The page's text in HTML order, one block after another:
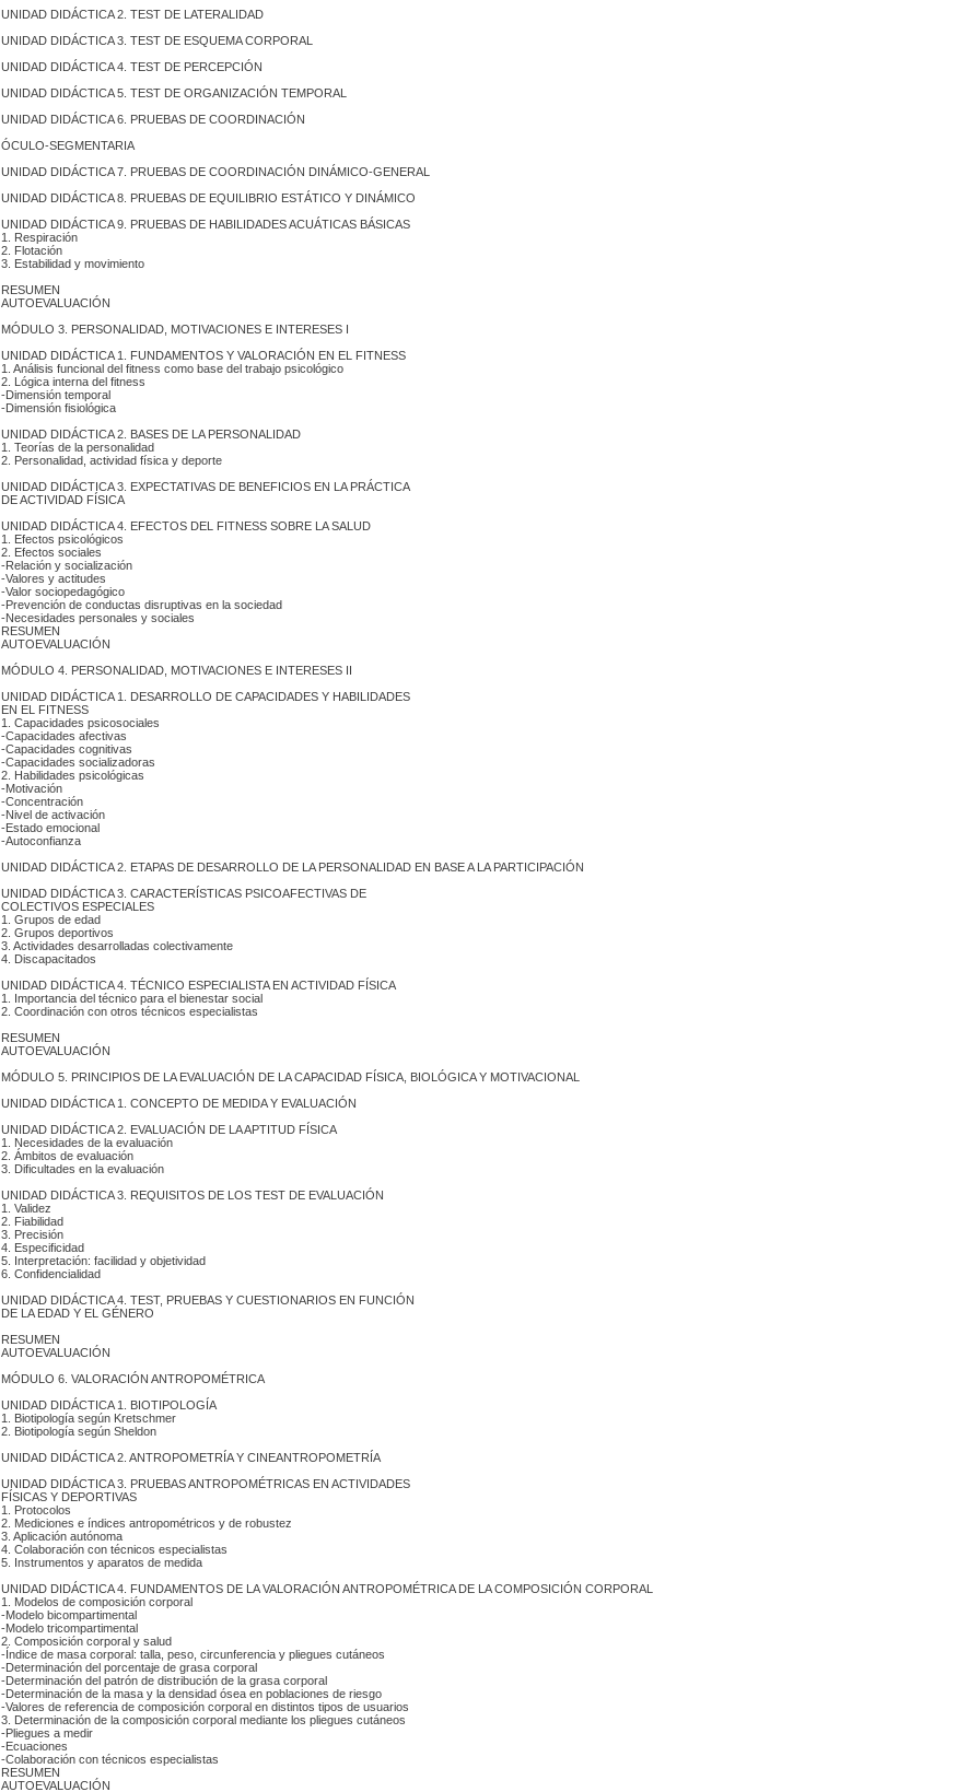
UNIDAD DIDÁCTICA 2. TEST DE LATERALIDAD
UNIDAD DIDÁCTICA 3. TEST DE ESQUEMA CORPORAL
UNIDAD DIDÁCTICA 4. TEST DE PERCEPCIÓN
UNIDAD DIDÁCTICA 5. TEST DE ORGANIZACIÓN TEMPORAL
UNIDAD DIDÁCTICA 6. PRUEBAS DE COORDINACIÓN
ÓCULO-SEGMENTARIA
UNIDAD DIDÁCTICA 7. PRUEBAS DE COORDINACIÓN DINÁMICO-GENERAL
UNIDAD DIDÁCTICA 8. PRUEBAS DE EQUILIBRIO ESTÁTICO Y DINÁMICO
UNIDAD DIDÁCTICA 9. PRUEBAS DE HABILIDADES ACUÁTICAS BÁSICAS
1. Respiración
2. Flotación
3. Estabilidad y movimiento
RESUMEN
AUTOEVALUACIÓN
MÓDULO 3. PERSONALIDAD, MOTIVACIONES E INTERESES I
UNIDAD DIDÁCTICA 1. FUNDAMENTOS Y VALORACIÓN EN EL FITNESS
1. Análisis funcional del fitness como base del trabajo psicológico
2. Lógica interna del fitness
-Dimensión temporal
-Dimensión fisiológica
UNIDAD DIDÁCTICA 2. BASES DE LA PERSONALIDAD
1. Teorías de la personalidad
2. Personalidad, actividad física y deporte
UNIDAD DIDÁCTICA 3. EXPECTATIVAS DE BENEFICIOS EN LA PRÁCTICA
DE ACTIVIDAD FÍSICA
UNIDAD DIDÁCTICA 4. EFECTOS DEL FITNESS SOBRE LA SALUD
1. Efectos psicológicos
2. Efectos sociales
-Relación y socialización
-Valores y actitudes
-Valor sociopedagógico
-Prevención de conductas disruptivas en la sociedad
-Necesidades personales y sociales
RESUMEN
AUTOEVALUACIÓN
MÓDULO 4. PERSONALIDAD, MOTIVACIONES E INTERESES II
UNIDAD DIDÁCTICA 1. DESARROLLO DE CAPACIDADES Y HABILIDADES
EN EL FITNESS
1. Capacidades psicosociales
-Capacidades afectivas
-Capacidades cognitivas
-Capacidades socializadoras
2. Habilidades psicológicas
-Motivación
-Concentración
-Nivel de activación
-Estado emocional
-Autoconfianza
UNIDAD DIDÁCTICA 2. ETAPAS DE DESARROLLO DE LA PERSONALIDAD EN BASE A LA PARTICIPACIÓN
UNIDAD DIDÁCTICA 3. CARACTERÍSTICAS PSICOAFECTIVAS DE
COLECTIVOS ESPECIALES
1. Grupos de edad
2. Grupos deportivos
3. Actividades desarrolladas colectivamente
4. Discapacitados
UNIDAD DIDÁCTICA 4. TÉCNICO ESPECIALISTA EN ACTIVIDAD FÍSICA
1. Importancia del técnico para el bienestar social
2. Coordinación con otros técnicos especialistas
RESUMEN
AUTOEVALUACIÓN
MÓDULO 5. PRINCIPIOS DE LA EVALUACIÓN DE LA CAPACIDAD FÍSICA, BIOLÓGICA Y MOTIVACIONAL
UNIDAD DIDÁCTICA 1. CONCEPTO DE MEDIDA Y EVALUACIÓN
UNIDAD DIDÁCTICA 2. EVALUACIÓN DE LA APTITUD FÍSICA
1. Necesidades de la evaluación
2. Ámbitos de evaluación
3. Dificultades en la evaluación
UNIDAD DIDÁCTICA 3. REQUISITOS DE LOS TEST DE EVALUACIÓN
1. Validez
2. Fiabilidad
3. Precisión
4. Especificidad
5. Interpretación: facilidad y objetividad
6. Confidencialidad
UNIDAD DIDÁCTICA 4. TEST, PRUEBAS Y CUESTIONARIOS EN FUNCIÓN
DE LA EDAD Y EL GÉNERO
RESUMEN
AUTOEVALUACIÓN
MÓDULO 6. VALORACIÓN ANTROPOMÉTRICA
UNIDAD DIDÁCTICA 1. BIOTIPOLOGÍA
1. Biotipología según Kretschmer
2. Biotipología según Sheldon
UNIDAD DIDÁCTICA 2. ANTROPOMETRÍA Y CINEANTROPOMETRÍA
UNIDAD DIDÁCTICA 3. PRUEBAS ANTROPOMÉTRICAS EN ACTIVIDADES
FÍSICAS Y DEPORTIVAS
1. Protocolos
2. Mediciones e índices antropométricos y de robustez
3. Aplicación autónoma
4. Colaboración con técnicos especialistas
5. Instrumentos y aparatos de medida
UNIDAD DIDÁCTICA 4. FUNDAMENTOS DE LA VALORACIÓN ANTROPOMÉTRICA DE LA COMPOSICIÓN CORPORAL
1. Modelos de composición corporal
-Modelo bicompartimental
-Modelo tricompartimental
2. Composición corporal y salud
-Índice de masa corporal: talla, peso, circunferencia y pliegues cutáneos
-Determinación del porcentaje de grasa corporal
-Determinación del patrón de distribución de la grasa corporal
-Determinación de la masa y la densidad ósea en poblaciones de riesgo
-Valores de referencia de composición corporal en distintos tipos de usuarios
3. Determinación de la composición corporal mediante los pliegues cutáneos
-Pliegues a medir
-Ecuaciones
-Colaboración con técnicos especialistas
RESUMEN
AUTOEVALUACIÓN